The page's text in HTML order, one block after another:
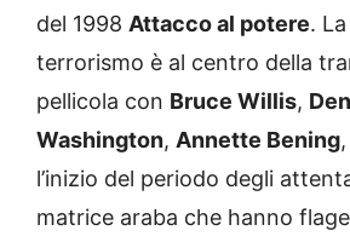
del 1998 Attacco al potere.
terrorismo è al centro della
pellicola con Bruce Willis,
Washington, Annette Bening
l’inizio del periodo degli
matrice araba che hanno